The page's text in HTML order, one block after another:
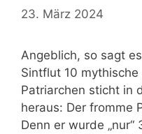
23. März 2024
Angeblich, so sagt
Sintflut 10 mythische
Patriarchen sticht in
heraus: Der fromme
Denn er wurde